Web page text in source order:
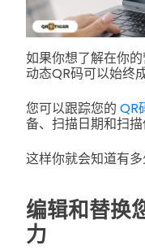
如果你想了解在你的
动态QR码可以始终
您可以跟踪您的 QR
备、扫描日期和扫描
这样你就会知道有多
编辑和替换
力